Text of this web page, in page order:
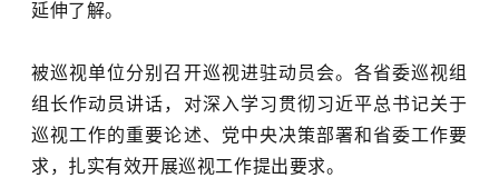
延伸了解。
被巡视单位分别召开巡视进驻动员会。各省委巡视组
组长作动员讲话，对深入学习贯彻习近平总书记关于
巡视工作的重要论述、党中央决策部署和省委工作要
求，扎实有效开展巡视工作提出要求。